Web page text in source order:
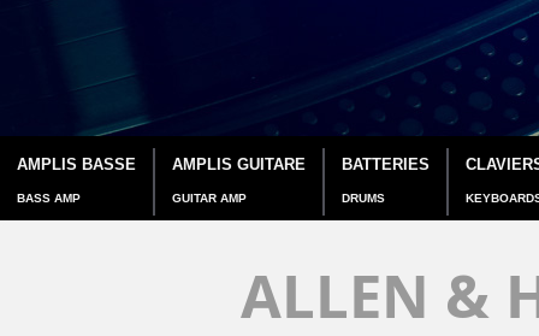
AMPLIS BASSE
BASS AMP
AMPLIS GUITARE
GUITAR AMP
BATTERIES
DRUMS
ALLEN &